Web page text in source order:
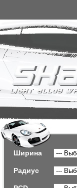
Ширина
Радиус